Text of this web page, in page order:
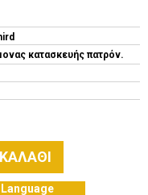
κατασκευής πατρόν.
Language